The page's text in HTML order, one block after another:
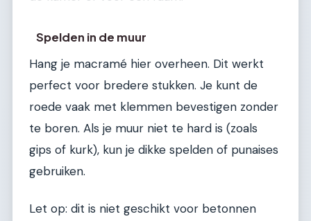
Spelden in de muur
Hang je macramé hier overheen. Dit werkt
perfect voor bredere stukken. Je kunt de
roede vaak met klemmen bevestigen zonder
te boren. Als je muur niet te hard is (zoals
gips of kurk), kun je dikke spelden of punaises
gebruiken.
Let op: dit is niet geschikt voor betonnen